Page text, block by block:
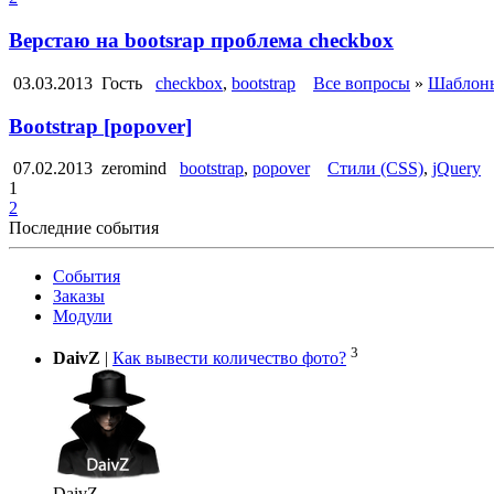
Верстаю на bootsrap проблема checkbox
03.03.2013 Гость checkbox, bootstrap Все вопросы »
Bootstrap [popover]
07.02.2013 zeromind bootstrap, popover Стили (CSS), jQuery
1
2
Последние события
События
Заказы
Модули
DaivZ Как вывести количество фото? 3